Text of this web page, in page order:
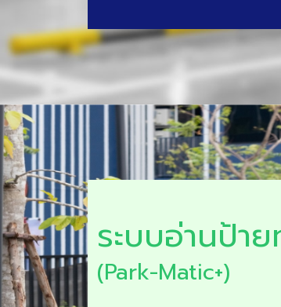
ระบบอ่านป้า
(Park-Matic+)